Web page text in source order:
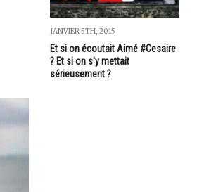
JANVIER 5TH, 2015
Et si on écoutait Aimé #Cesaire
? Et si on s'y mettait
sérieusement ?